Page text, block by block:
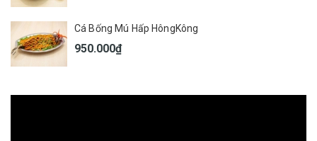
Cá Bống Mú Hấp HôngKông
950.000₫